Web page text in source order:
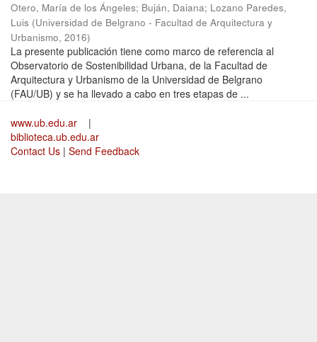
Otero, María de los Ángeles; Buján, Daiana; Lozano Paredes,
Luis (Universidad de Belgrano - Facultad de Arquitectura y
Urbanismo, 2016)
La presente publicación tiene como marco de referencia al
Observatorio de Sostenibilidad Urbana, de la Facultad de
Arquitectura y Urbanismo de la Universidad de Belgrano
(FAU/UB) y se ha llevado a cabo en tres etapas de ...
www.ub.edu.ar
|
biblioteca.ub.edu.ar
Contact Us | Send Feedback